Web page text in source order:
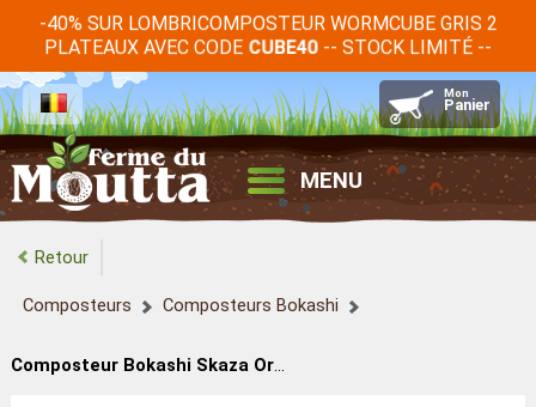
-40% SUR LOMBRICOMPOSTEUR WORMCUBE GRIS 2
PLATEAUX AVEC CODE CUBE40 -- STOCK LIMITÉ --
MENU
Retour
Composteurs Composteurs Bokashi
Composteur Bokashi Skaza Organko 2